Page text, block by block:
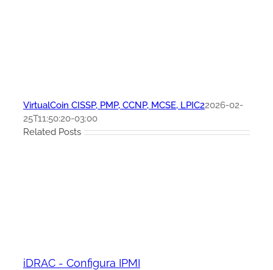
VirtualCoin CISSP, PMP, CCNP, MCSE, LPIC22026-02-
25T11:50:20-03:00
Related Posts
iDRAC - Configura IPMI